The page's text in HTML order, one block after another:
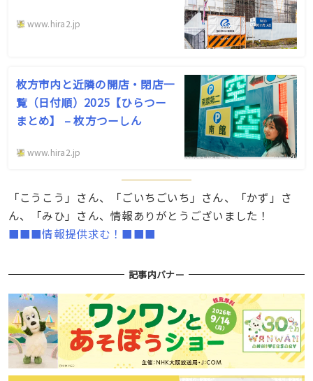
www.hira2.jp
枚方市内と近隣の開店・閉店一
覧（日付順）2025【ひらつー
まとめ】 – 枚方つーしん
www.hira2.jp
「こうこう」さん、「ごいちごいち」さん、「かず」さ
ん、「みひ」さん、情報ありがとうございました！
■■■情報提供求む！■■■
記事内バナー